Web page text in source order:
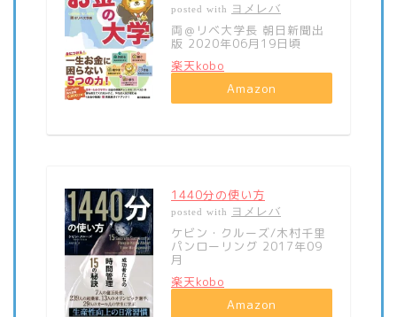
posted with ヨメレバ
両＠リベ大学長 朝日新聞出
版 2020年06月19日頃
楽天kobo
Amazon
1440分の使い方
posted with ヨメレバ
ケビン・クルーズ/木村千里
パンローリング 2017年09
月
楽天kobo
Amazon